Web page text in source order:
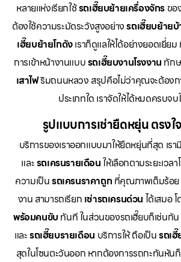
หลายแห่งเรียกใช้รถเฮี๊ยบย้ายเครื่องจักร ขอ
ต้องใช้ความระมัดระวังสูงอย่างรถเฮี๊ยบย้าย
เฮี๊ยบย้ายโกดังเราก็ดูแลให้ได้อย่างยอดเยี่ย
การเข้าหน้างานแบบรถเฮี๊ยบงานโรงงาน ทัก
เสาไฟริมถนนหลวง สรุปคือไม่ว่าคุณจะต้อง
ประเภทใด เราจัดให้ได้หมดครบจ
รูปแบบการเช่ายืดหยุ่น ตรงใ
บริการของเราออกแบบมาให้ยืดหยุ่นที่สุด เร
และรถเครนรายเดือนให้เลือกตามระยะเวล
ความเป็นรถเครนราคาถูกที่คุณภาพเต็มร้อย
งาน สามารถเรียก เช่ารถเครนด่วน ได้เสมอ
พร้อมคนขับ ทันที ในส่วนของรถเฮี๊ยบก็เช่นกัน
และรถเฮี๊ยบรายเดือน บริการให้ ถือเป็นรถเ
สุดในโซนตะวันออก หากต้องการรถกะทันหัน